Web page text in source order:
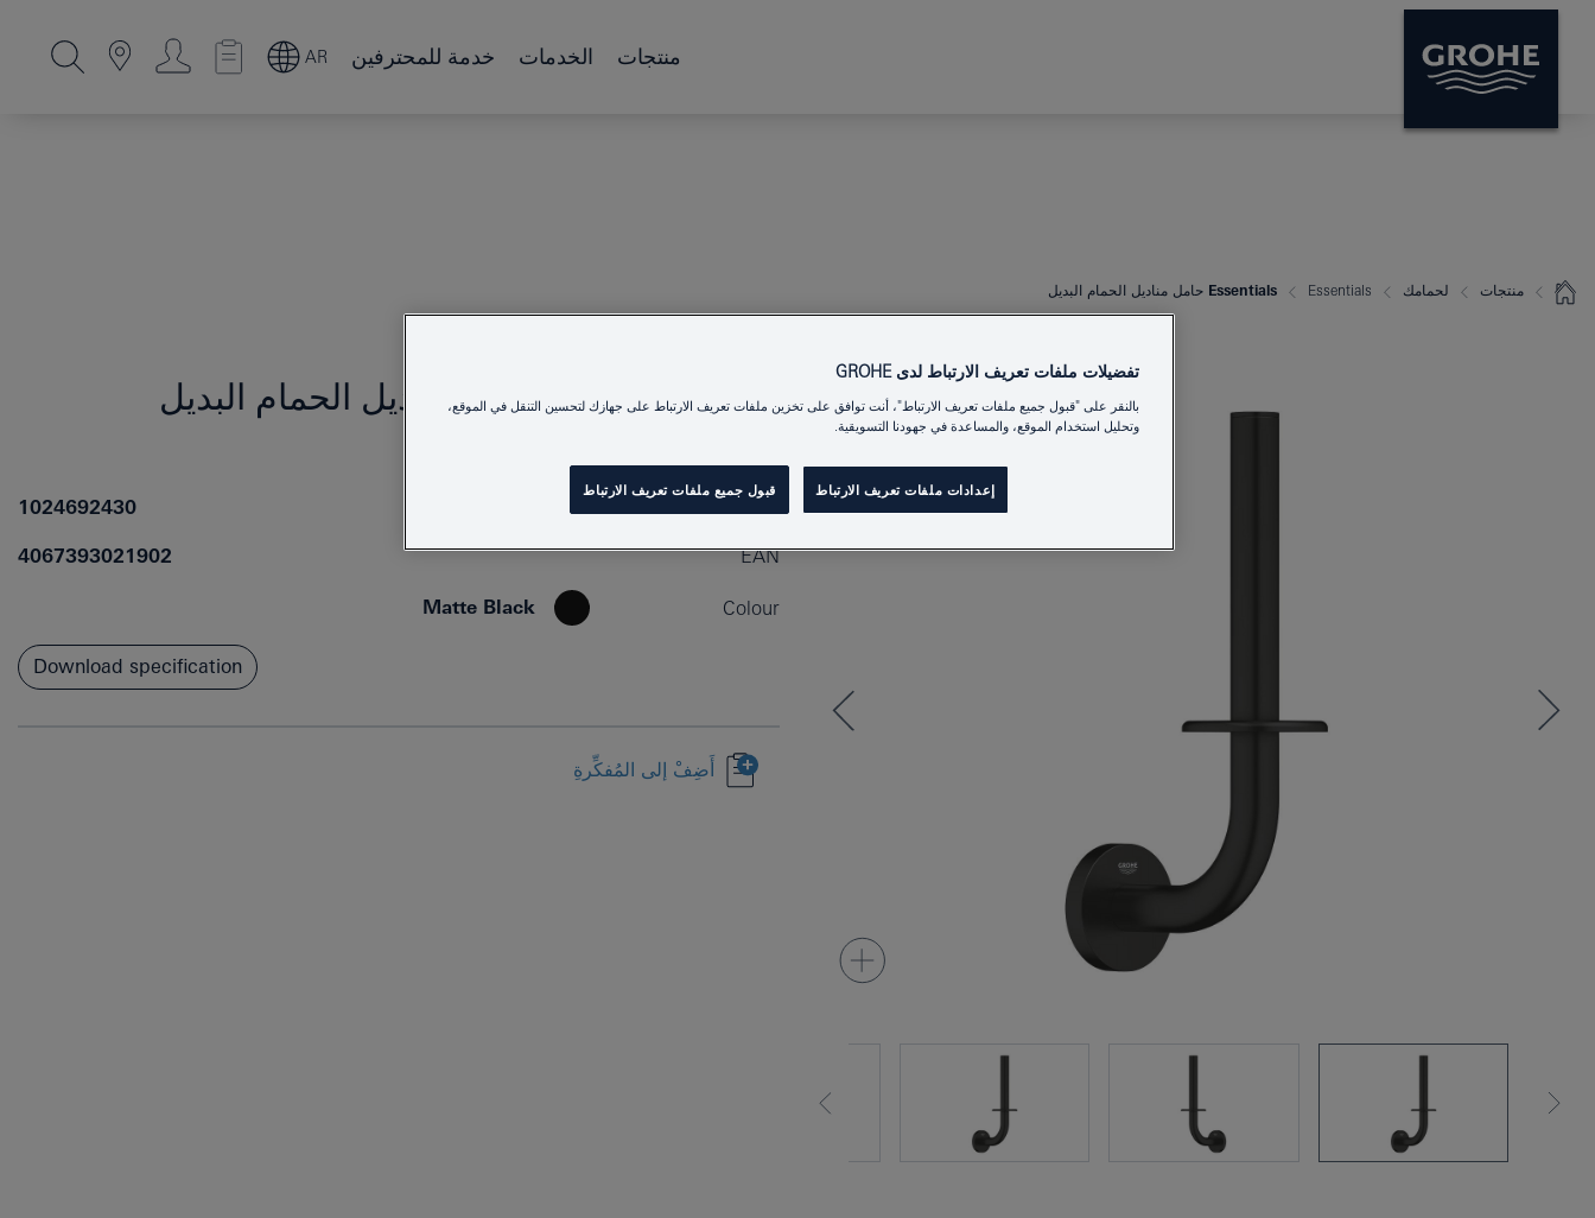
منتجات الخدمات خدمة للمحترفين AR
منتجات لحمامك Essentials Essentials حامل مناديل الحمام البديل
ESSENTIALSحامل مناديل الحمام البديل
1024692430
EAN
4067393021902
Colour
Matte Black
Download specification
أَضِفْ إلى المُفكِّرةِ
تفضيلات ملفات تعريف الارتباط لدى GROHE
بالنقر على "قبول جميع ملفات تعريف الارتباط"، أنت توافق على تخزين ملفات تعريف الارتباط على جهازك لتحسين التنقل في الموقع،
وتحليل استخدام الموقع، والمساعدة في جهودنا التسويقية.
إعدادات ملفات تعريف الارتباط قبول جميع ملفات تعريف الارتباط